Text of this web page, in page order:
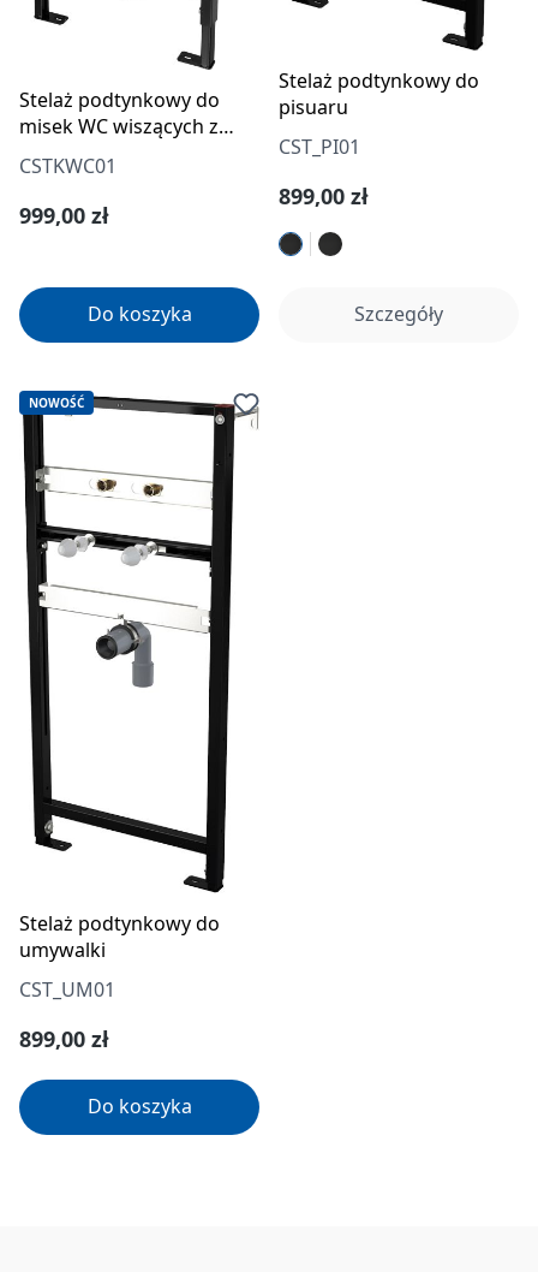
Stelaż podtynkowy do
misek WC wiszących z
odprowadzeniem
zapachów/skroplin
CSTKWC01
Cena regularna:
999,00 zł
Do koszyka
Stelaż podtynkowy do
pisuaru
CST_PI01
Cena regularna:
899,00 zł
Szczegóły
NOWOŚĆ
Stelaż podtynkowy do
umywalki
CST_UM01
Cena regularna:
899,00 zł
Do koszyka